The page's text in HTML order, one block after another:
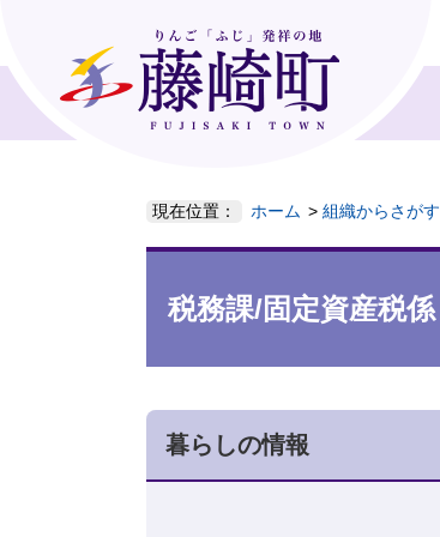
現在位置： ホーム 組織からさがす
税務課/固定資産税係
暮らしの情報